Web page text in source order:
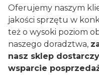
Oferujemy naszym
jakości sprzętu w
też o wysoki poziom
naszego doradztwa,
nasz sklep
wsparcie